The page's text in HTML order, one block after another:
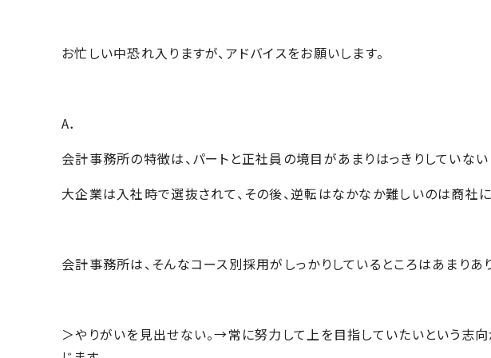
お忙しい中恐れ入りますが、アドバイスをお願いします。
A．
会計事務所の特徴は、パートと正社員の境目があまりはっきりしていない
大企業は入社時で選抜されて、その後、逆転はなかなか難しいのは商社
会計事務所は、そんなコース別採用がしっかりしているところはあまりあ
＞やりがいを見出せない。→常に努力して上を目指していたいという志